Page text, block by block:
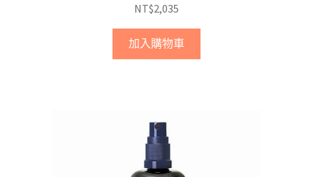
NT$2,035
加入購物車